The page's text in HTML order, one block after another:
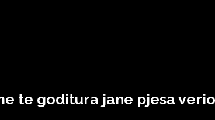
te goditura jane pjesa